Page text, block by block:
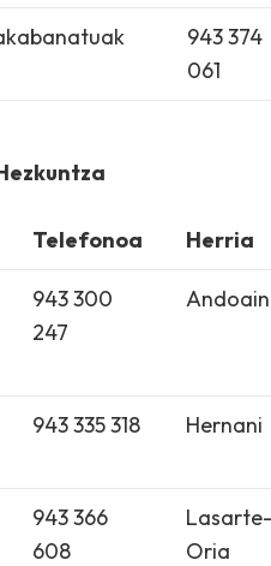
943 374
061
Telefonoa Herria
943 300
247
Andoain
943 335 318 Hernani
943 366
608
Lasarte-
Oria